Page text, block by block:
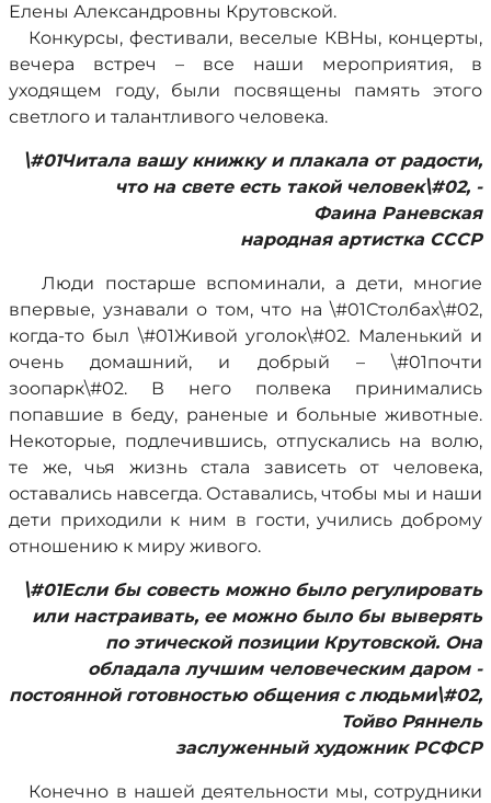
Елены Александровны Крутовской.
Конкурсы, фестивали, веселые КВНы, концерты,
вечера встреч – все наши мероприятия, в
уходящем году, были посвящены память этого
светлого и талантливого человека.
\#01Читала вашу книжку и плакала от радости,
что на свете есть такой человек\#02, -
Фаина Раневская
народная артистка СССР
Люди постарше вспоминали, а дети, многие
впервые, узнавали о том, что на \#01Столбах\#02,
когда-то был \#01Живой уголок\#02. Маленький и
очень домашний, и добрый – \#01почти
зоопарк\#02. В него полвека принимались
попавшие в беду, раненые и больные животные.
Некоторые, подлечившись, отпускались на волю,
те же, чья жизнь стала зависеть от человека,
оставались навсегда. Оставались, чтобы мы и наши
дети приходили к ним в гости, учились доброму
отношению к миру живого.
\#01Если бы совесть можно было регулировать
или настраивать, ее можно было бы выверять
по этической позиции Крутовской. Она
обладала лучшим человеческим даром -
постоянной готовностью общения с людьми\#02,
Тойво Ряннель
заслуженный художник РСФСР
Конечно в нашей деятельности мы, сотрудники